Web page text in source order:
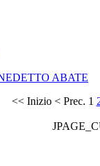
ABATE
<< Inizio< Prec. 1